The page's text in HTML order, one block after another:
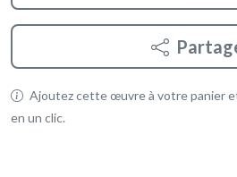
Ajoutez cette œuvre à votre panier
en un clic.